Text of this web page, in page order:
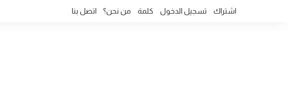
اشتراك تسجيل الدخول كلمة من نحن؟ اتصل بنا